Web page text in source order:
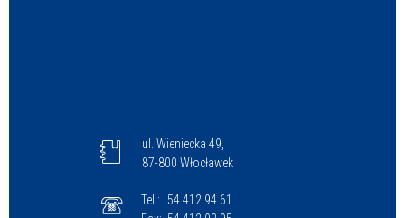
ul. Wieniecka 49,
87-800 Włocławek
Tel.: 54 412 94 61